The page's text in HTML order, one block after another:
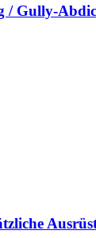
/ Gully-